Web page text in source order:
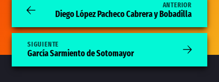
ANTERIOR
Diego López Pacheco Cabrera y Bobadilla
SIGUIENTE
García Sarmiento de Sotomayor